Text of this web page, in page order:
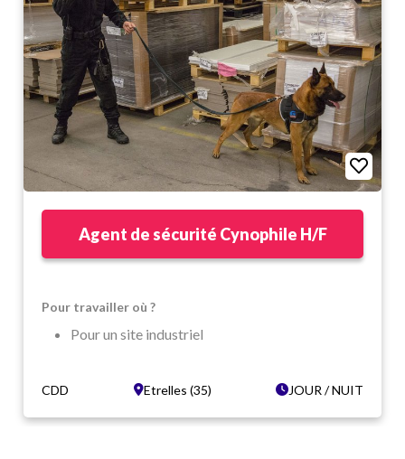
Agent de sécurité Cynophile H/F
Pour travailler où ?
Pour un site industriel
Etrelles (35)
Dans quelles conditions ?
CDD Etrelles (35) JOUR / NUIT